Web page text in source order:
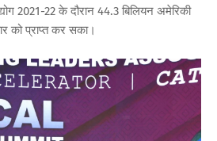
2021-22 के दौरान 44.3 बिलियन अमेरिकी
को प्राप्त कर सका।